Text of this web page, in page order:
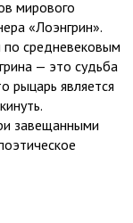
мирового
«Лоэнгрин».
средневековым
— это судьба
рыцарь является
завещанными